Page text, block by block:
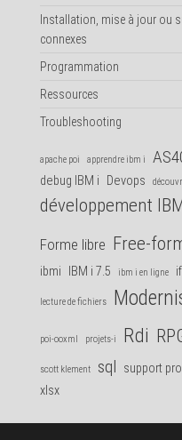
Installation, mise à jour ou
connexes
Programmation
Ressources
Troubleshooting
apache poi apprendre ibm i
debug IBM i
Devops
développement
Forme libre Free-
ibmi IBM i 7.5 ibm i en ligne
lecture de fichiers
poi-ooxml projets-i Rdi
scott klement sql support
xlsx